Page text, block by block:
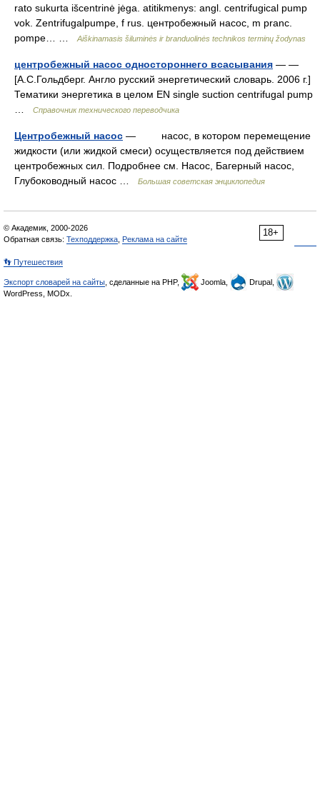
rato sukurta išcentrinė jėga. atitikmenys: angl. centrifugical pump
vok. Zentrifugalpumpe, f rus. центробежный насос, m pranc.
pompe… …Aiškinamasis šiluminės ir branduolinės technikos terminų žodynas
центробежный насос одностороннего всасывания — —
[А.С.Гольдберг. Англо русский энергетический словарь. 2006 г.]
Тематики энергетика в целом EN single suction centrifugal pump
…
Справочник технического переводчика
Центробежный насос — насос, в котором перемещение
жидкости (или жидкой смеси) осуществляется под действием
центробежных сил. Подробнее см. Насос, Багерный насос,
Глубоководный насос …
Большая советская энциклопедия
18+
© Академик, 2000-2026
Обратная связь: Техподдержка, Реклама на сайте
👣 Путешествия
Экспорт словарей на сайты, сделанные на PHP, Joomla,
Drupal,
WordPress, MODx.